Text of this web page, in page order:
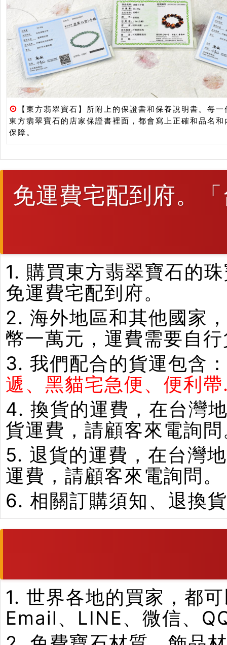
⊙
【東方翡翠寶石】所附上的保證書和保養說明書。每
東方翡翠寶石的店家保證書裡面，都會寫上正確和品名
保障。
免運費宅配到府。
1. 購買東方翡翠寶石的
免運費宅配到府。
2. 海外地區和其他國家
幣一萬元，運費需要自
3. 我們配合的貨運包含：
遞、黑貓宅急便、便利
4. 換貨的運費，在台灣
貨運費，請顧客來電詢
5. 退貨的運費，在台灣
運費，請顧客來電詢問。
6. 相關訂購須知、退換
1. 世界各地的買家，都
Email、LINE、微信、